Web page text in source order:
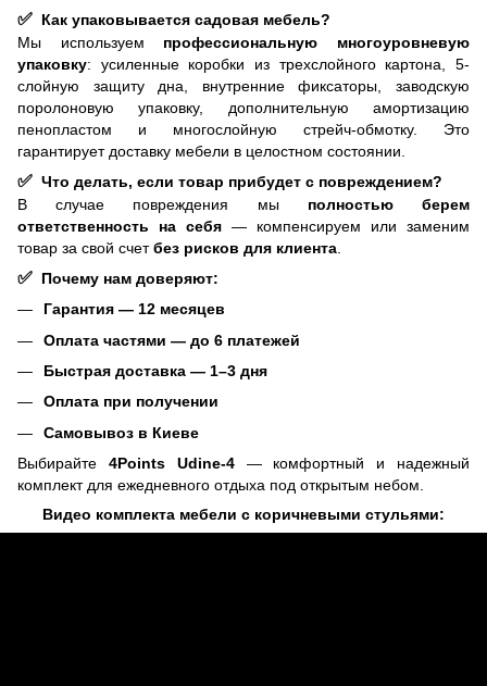
✅ Как упаковывается садовая мебель?
Мы используем профессиональную многоуровневую
упаковку: усиленные коробки из трехслойного картона, 5-
слойную защиту дна, внутренние фиксаторы, заводскую
поролоновую упаковку, дополнительную амортизацию
пенопластом и многослойную стрейч-обмотку. Это
гарантирует доставку мебели в целостном состоянии.
✅ Что делать, если товар прибудет с повреждением?
В случае повреждения мы полностью берем
ответственность на себя — компенсируем или заменим
товар за свой счетбез рисков для клиента.
✅ Почему нам доверяют:
Гарантия — 12 месяцев
Оплата частями — до 6 платежей
Быстрая доставка — 1–3 дня
Оплата при получении
Самовывоз в Киеве
Выбирайте 4Points Udine-4— комфортный и надежный
комплект для ежедневного отдыха под открытым небом.
Видео комплекта мебели с коричневыми стульями: